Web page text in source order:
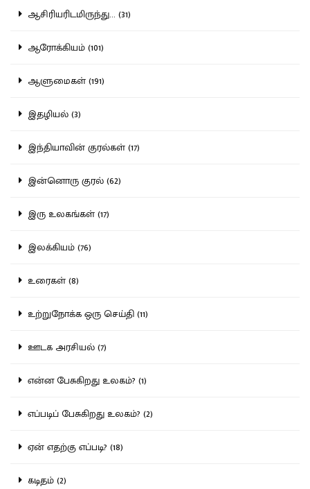
ஆசிரியரிடமிருந்து... (31)
ஆரோக்கியம் (101)
ஆளுமைகள் (191)
இதழியல் (3)
இந்தியாவின் குரல்கள் (17)
இன்னொரு குரல் (62)
இரு உலகங்கள் (17)
இலக்கியம் (76)
உரைகள் (8)
உற்றுநோக்க ஒரு செய்தி (11)
ஊடக அரசியல் (7)
என்ன பேசுகிறது உலகம்? (1)
எப்படிப் பேசுகிறது உலகம்? (2)
ஏன் எதற்கு எப்படி? (18)
கடிதம் (2)